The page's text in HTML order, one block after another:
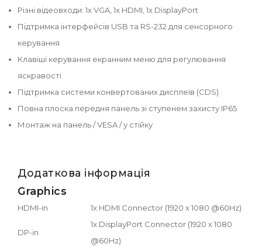
Різні відеовходи: 1x VGA, 1x HDMI, 1x DisplayPort
Підтримка інтерфейсів USB та RS-232 для сенсорного
керування
Клавіші керування екранним меню для регулювання
яскравості
Підтримка системи конвертованих дисплеїв (CDS)
Повна плоска передня панель зі ступенем захисту IP65
Монтаж на панель / VESA / у стійку
Додаткова інформація
Graphics
HDMI-in 1x HDMI Connector (1920 x 1080 @60Hz)
DP-in
1x DisplayPort Connector (1920 x 1080
@60Hz)